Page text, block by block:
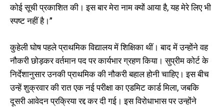
कोई सूची प्रकाशित की। इस बार मेरा नाम क्यों आया है, यह मेरे लिए भी
स्पष्ट नहीं है।”
कुहेली घोष पहले प्राथमिक विद्यालय में शिक्षिका थीं। बाद में उन्होंने वह
नौकरी छोड़कर वर्तमान पद पर कार्यभार ग्रहण किया। सुप्रीम कोर्ट के
निर्देशानुसार उनकी प्राथमिक की नौकरी बहाल होनी चाहिए। इस बीच
उन्हें शुक्रवार की रात एक नई परीक्षा का एडमिट कार्ड मिला, जबकि
दूसरी आवेदन प्रक्रिया रद्द कर दी गई। इस विरोधाभास पर उन्होंने